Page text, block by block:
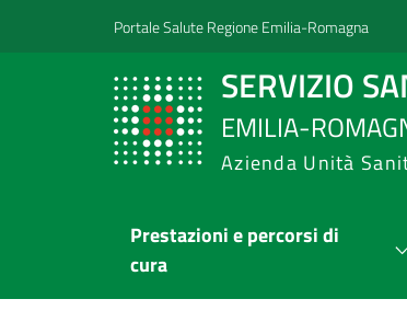
Vai al contenuto
Vai alla navigazionePortale Salute Regione Emilia-Romagna
SERVIZIO
EMILIA-
Azienda Unità
Prestazioni e percorsi di
cura